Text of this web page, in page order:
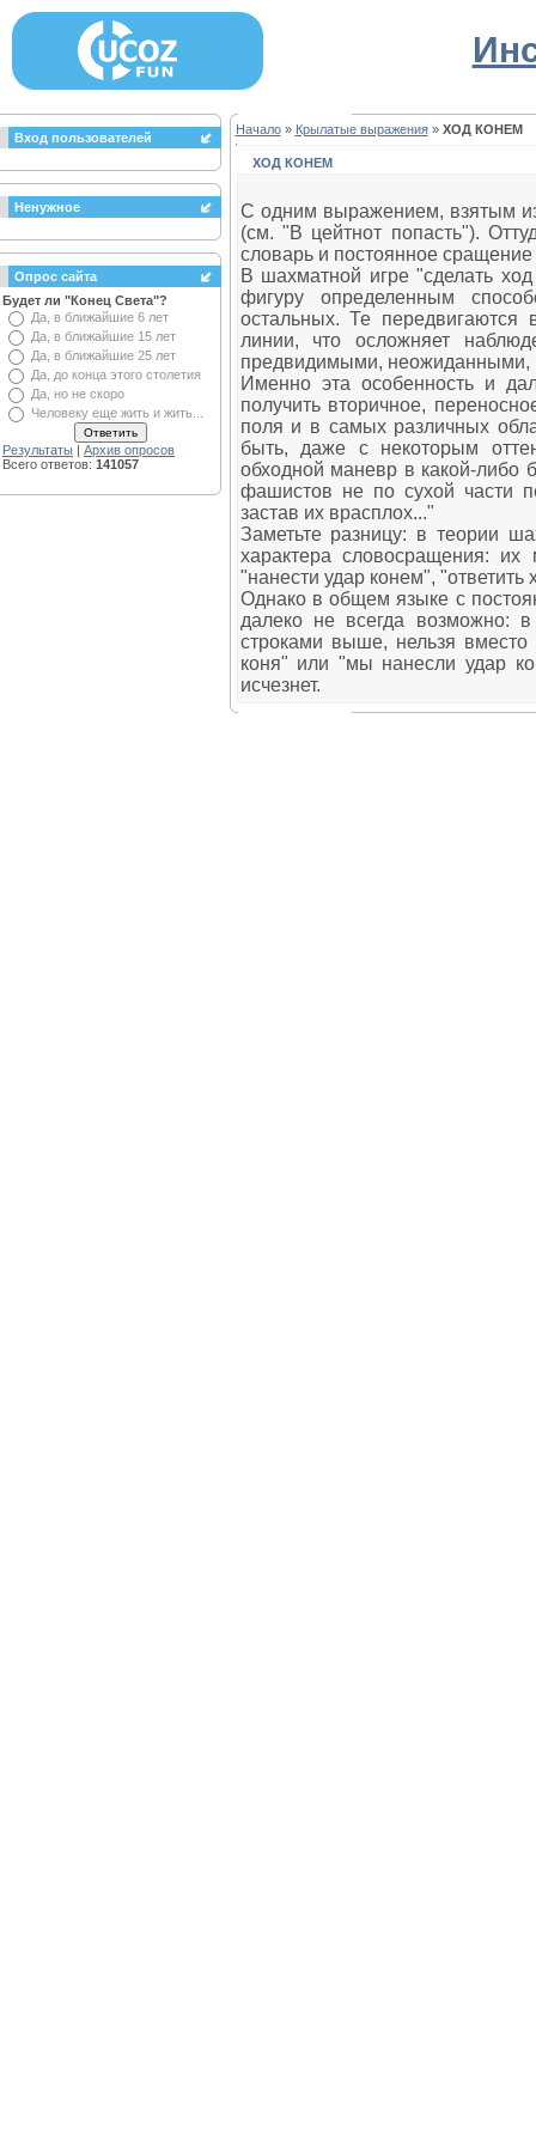
Вход пользователей
Ненужное
Опрос сайта
Будет ли "Конец Света"?
Да, в ближайшие 6 лет
Да, в ближайшие 15 лет
Да, в ближайшие 25 лет
Да, до конца этого столетия
Да, но не скоро
Человеку еще жить и жить...
Результаты | Архив опросов
Всего ответов: 141057
Начало» Крылатые выражения» ХОД КОНЕМ
ХОД КОНЕМ
С одним выражением, взятым
(см. "В цейтнот попасть").
словарь и постоянное
В шахматной игре "сделать
фигуру определенным
остальных. Те
линии, что осложняет
предвидимыми, неожиданными,
Именно эта особенность и
получить вторичное,
поля и в самых различных
быть, даже с некоторым
обходной маневр в какой-либо
фашистов не по сухой части
застав их врасплох..."
Заметьте разницу: в теории
характера словосращения:
"нанести удар конем",
Однако в общем языке с
далеко не всегда возможно:
строками выше, нельзя
коня" или "мы нанесли удар
исчезнет.